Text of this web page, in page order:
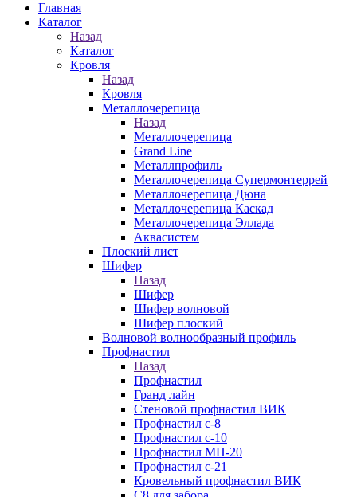
Главная
Каталог
Назад
Каталог
Кровля
Назад
Кровля
Металлочерепица
Назад
Металлочерепица
Grand Line
Металлпрофиль
Металлочерепица Супермонтеррей
Металлочерепица Дюна
Металлочерепица Каскад
Металлочерепица Эллада
Аквасистем
Плоский лист
Шифер
Назад
Шифер
Шифер волновой
Шифер плоский
Волновой волнообразный профиль
Профнастил
Назад
Профнастил
Гранд лайн
Стеновой профнастил ВИК
Профнастил с-8
Профнастил с-10
Профнастил МП-20
Профнастил с-21
Кровельный профнастил ВИК